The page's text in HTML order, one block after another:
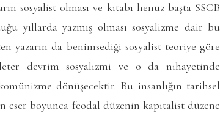
sosyalist olması ve kitabı henüz başta SSCB
yıllarda yazmış olması sosyalizme dair bu
yazarın da benimsediği sosyalist teoriye göre
devrim sosyalizmi ve o da nihayetinde
dönüşecektir. Bu insanlığın tarihsel
eser boyunca feodal düzenin kapitalist düzene